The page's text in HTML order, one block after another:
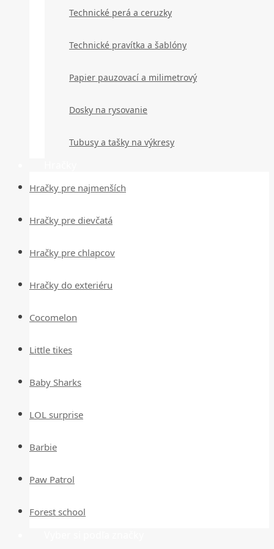
Technické perá a ceruzky
Technické pravítka a šablóny
Papier pauzovací a milimetrový
Dosky na rysovanie
Tubusy a tašky na výkresy
Hračky pre najmenších
Hračky pre dievčatá
Hračky pre chlapcov
Hračky do exteriéru
Cocomelon
Little tikes
Baby Sharks
LOL surprise
Barbie
Paw Patrol
Forest school